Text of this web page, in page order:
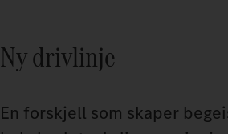
Ny drivlinje
En forskjell som skaper